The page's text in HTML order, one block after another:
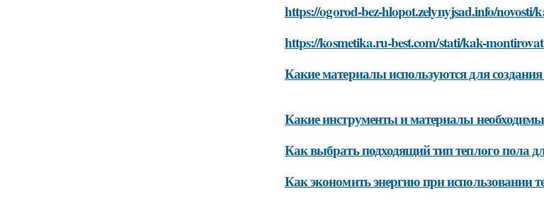
https://ogorod-bez-hlopot.zelynyjsad.info/
https://kosmetika.ru-best.com/stati/kak-
Какие материалы используются для
Какие инструменты и материалы
Как выбрать подходящий тип теплого пола
Как экономить энергию при использовании